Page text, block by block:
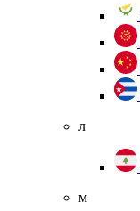
л
м